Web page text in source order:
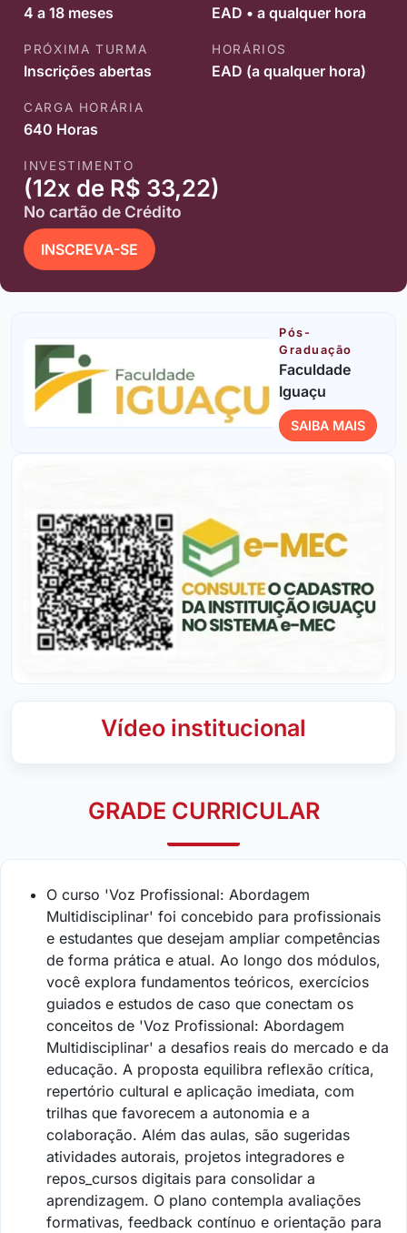
4 a 18 meses EAD • a qualquer hora
PRÓXIMA TURMA
Inscrições abertas
HORÁRIOS
EAD (a qualquer hora)
CARGA HORÁRIA
640 Horas
INVESTIMENTO
(12x de R$ 33,22)
No cartão de Crédito
INSCREVA-SE
Pós-
Graduação
Faculdade
Iguaçu
SAIBA MAIS
Vídeo institucional
GRADE CURRICULAR
O curso 'Voz Profissional: Abordagem
Multidisciplinar' foi concebido para profissionais
e estudantes que desejam ampliar competências
de forma prática e atual. Ao longo dos módulos,
você explora fundamentos teóricos, exercícios
guiados e estudos de caso que conectam os
conceitos de 'Voz Profissional: Abordagem
Multidisciplinar' a desafios reais do mercado e da
educação. A proposta equilibra reflexão crítica,
repertório cultural e aplicação imediata, com
trilhas que favorecem a autonomia e a
colaboração. Além das aulas, são sugeridas
atividades autorais, projetos integradores e
repos_cursos digitais para consolidar a
aprendizagem. O plano contempla avaliações
formativas, feedback contínuo e orientação para